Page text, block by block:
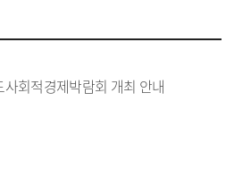
회적경제박람회 개최 안내